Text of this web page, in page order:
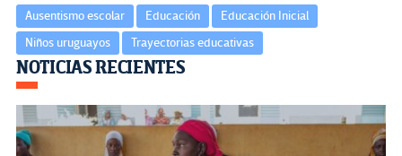
Ausentismo escolar Educación
Educación Inicial
Niños uruguayos
Trayectorias educativas
Navegación
de
entradas
NOTICIAS RECIENTES